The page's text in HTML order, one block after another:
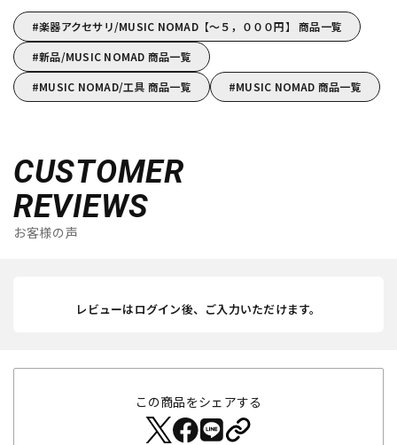
楽器アクセサリ/MUSIC NOMAD【～５，０００円】 商品一覧
新品/MUSIC NOMAD 商品一覧
MUSIC NOMAD/工具 商品一覧
MUSIC NOMAD 商品一覧
CUSTOMER
REVIEWS
お客様の声
レビューはログイン後、ご入力いただけます。
この商品をシェアする